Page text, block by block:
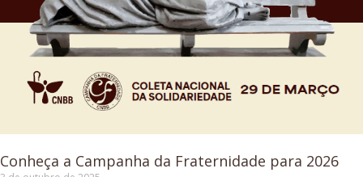
Conheça a Campanha da Fraternidade para 2026